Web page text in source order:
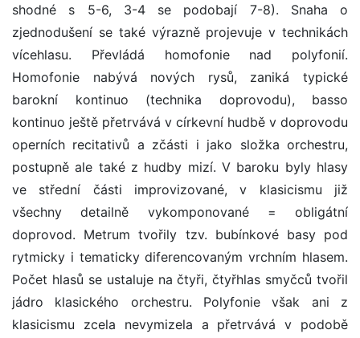
shodné s 5-6, 3-4 se podobají 7-8). Snaha o
zjednodušení se také výrazně projevuje v technikách
vícehlasu. Převládá homofonie nad polyfonií.
Homofonie nabývá nových rysů, zaniká typické
barokní kontinuo (technika doprovodu), basso
kontinuo ještě přetrvává v církevní hudbě v doprovodu
operních recitativů a zčásti i jako složka orchestru,
postupně ale také z hudby mizí. V baroku byly hlasy
ve střední části improvizované, v klasicismu již
všechny detailně vykomponované = obligátní
doprovod. Metrum tvořily tzv. bubínkové basy pod
rytmicky i tematicky diferencovaným vrchním hlasem.
Počet hlasů se ustaluje na čtyři, čtyřhlas smyčců tvořil
jádro klasického orchestru. Polyfonie však ani z
klasicismu zcela nevymizela a přetrvává v podobě